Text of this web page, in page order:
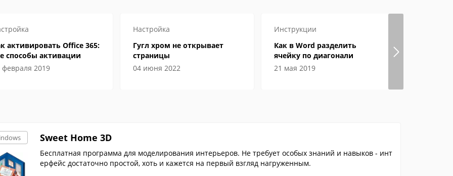
активировать Office 365:
способы активации
февраля 2019
Настройка
Гугл хром не открывает
страницы
04 июня 2022
Инструкции
Как в Word разделить
ячейку по диагонали
21 мая 2019
Sweet Home 3D
Бесплатная программа для моделирования интерьеров. Не требует особых знаний и навыков - инт
ерфейс достаточно простой, хоть и кажется на первый взгляд нагруженным.